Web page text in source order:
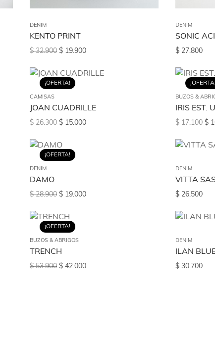
DENIM
KENTO PRINT
$32.900 $19.900
DENIM
SONIC
$ 27.800
¡OFERTA!
CAMISAS
JOAN CUADRILLE
$26.300 $15.000
¡OFERTA!
BUZOS &
IRIS EST.
$17.100 $
¡OFERTA!
DENIM
DAMO
$28.900 $19.000
DENIM
VITTA
$ 26.500
¡OFERTA!
BUZOS & ABRIGOS
TRENCH
$53.900 $42.000
DENIM
ILAN
$ 30.700